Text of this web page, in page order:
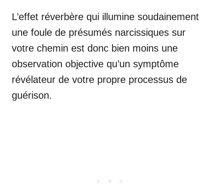
L’effet réverbère qui illumine soudainement
une foule de présumés narcissiques sur
votre chemin est donc bien moins une
observation objective qu’un symptôme
révélateur de votre propre processus de
guérison.